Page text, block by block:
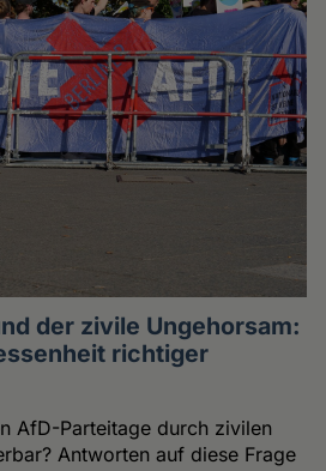
der zivile Ungehorsam:
richtiger
AfD-Parteitage durch zivilen
Antworten auf diese Frage